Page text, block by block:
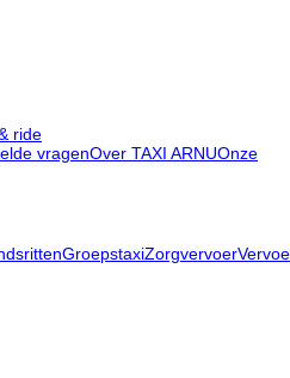
ride
vragenOver TAXI ARNUOnze
GroepstaxiZorgvervoer